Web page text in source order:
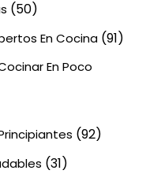
(50)
En Cocina(91)
En Poco
(92)
(31)